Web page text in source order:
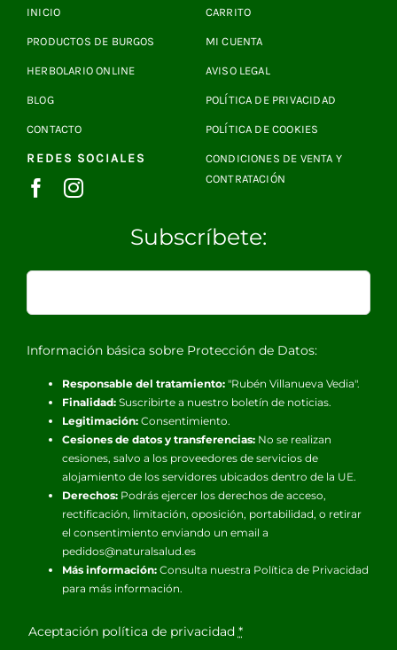
INICIO
PRODUCTOS DE BURGOS
HERBOLARIO ONLINE
BLOG
CONTACTO
REDES SOCIALES
CARRITO
MI CUENTA
AVISO LEGAL
POLÍTICA DE PRIVACIDAD
POLÍTICA DE COOKIES
CONDICIONES DE VENTA Y
CONTRATACIÓN
Subscríbete:
Información básica sobre Protección de Datos:
Responsable del tratamiento:"Rubén Villanueva Vedia".
Finalidad:Suscribirte a nuestro boletín de noticias.
Legitimación:Consentimiento.
Cesiones de datos y transferencias:No se realizan
cesiones, salvo a los proveedores de servicios de
alojamiento de los servidores ubicados dentro de la UE.
Derechos:Podrás ejercer los derechos de acceso,
rectificación, limitación, oposición, portabilidad, o retirar
el consentimiento enviando un email a
pedidos@naturalsalud.es
Más información:Consulta nuestra Política de Privacidad
para más información.
Aceptación política de privacidad *